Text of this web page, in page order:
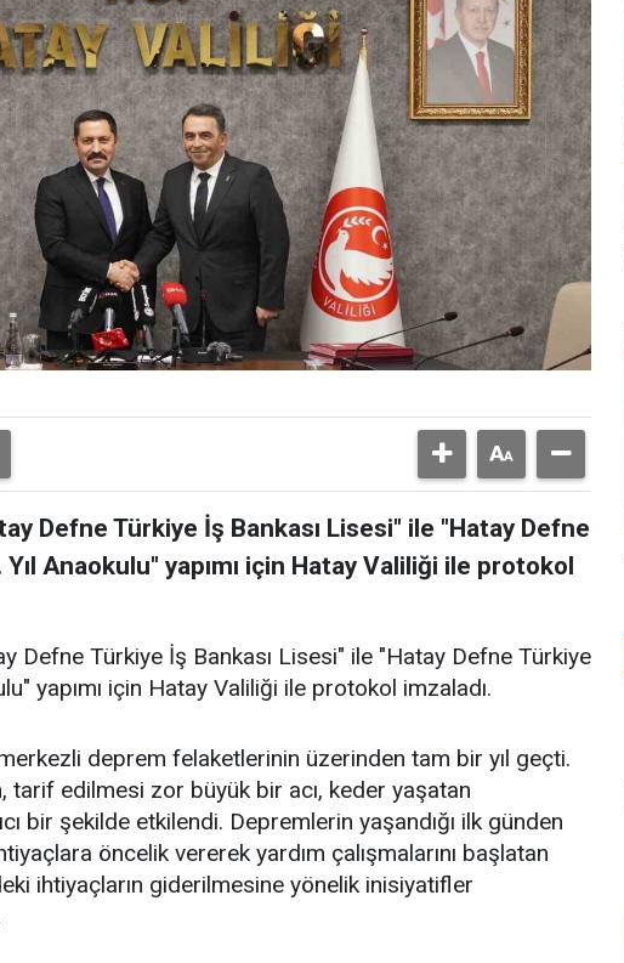
Defne Türkiye İş Bankası Lisesi" ile "Hatay Defne
Anaokulu" yapımı için Hatay Valiliği ile protokol
Defne Türkiye İş Bankası Lisesi" ile "Hatay Defne Türkiye
yapımı için Hatay Valiliği ile protokol imzaladı.
deprem felaketlerinin üzerinden tam bir yıl geçti.
tarif edilmesi zor büyük bir acı, keder yaşatan
bir şekilde etkilendi. Depremlerin yaşandığı ilk günden
öncelik vererek yardım çalışmalarını başlatan
ihtiyaçların giderilmesine yönelik inisiyatifler